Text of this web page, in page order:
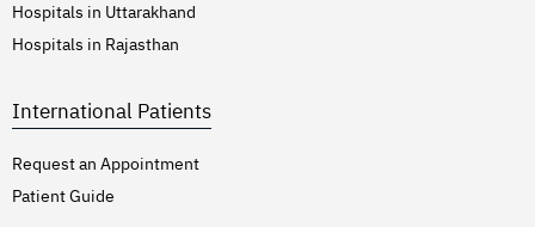
Hospitals in Uttarakhand
Hospitals in Rajasthan
International Patients
Request an Appointment
Patient Guide